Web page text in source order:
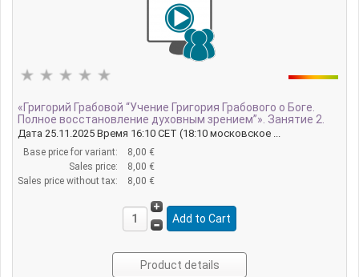
«Григорий Грабовой “Учение Григория Грабового о Боге.
Полное восстановление духовным зрением”». Занятие 2.
Дата 25.11.2025 Время 16:10 CET (18:10 московское ...
Base price for variant:
8,00 €
Sales price:
8,00 €
Sales price without tax:
8,00 €
Product details